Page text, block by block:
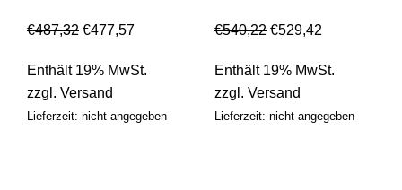
€487,32 €477,57
Enthält 19% MwSt.
zzgl. Versand
Lieferzeit: nicht angegeben
€540,22 €529,42
Enthält 19% MwSt.
zzgl. Versand
Lieferzeit: nicht angegeben